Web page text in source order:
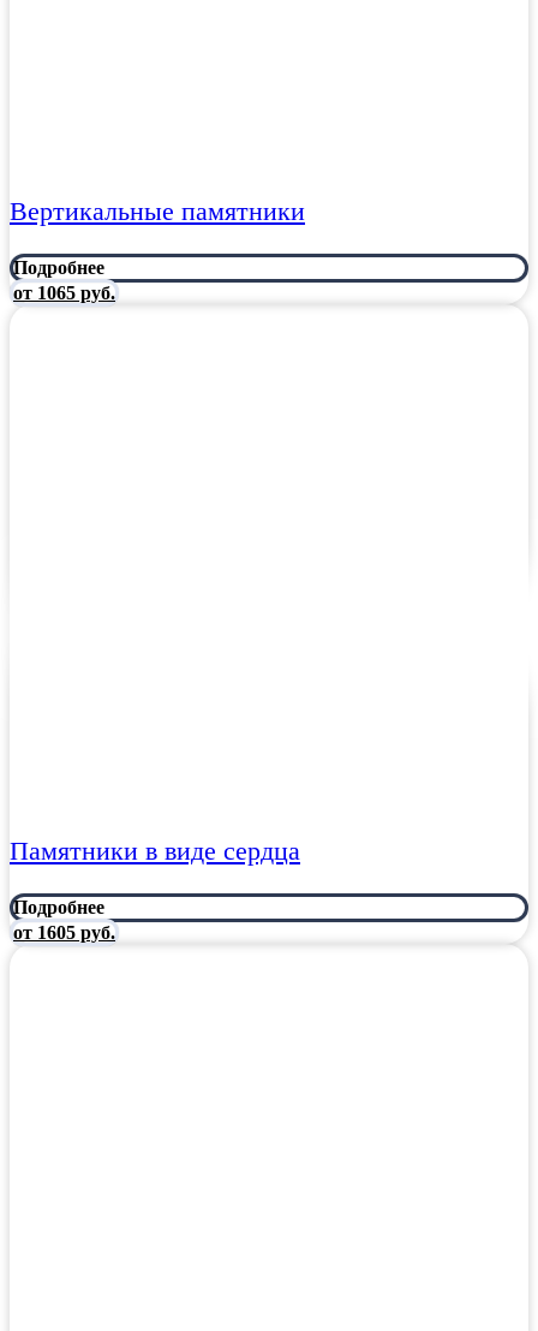
Вертикальные памятники
Подробнее
от 1065 руб.
Памятники в виде сердца
Подробнее
от 1605 руб.